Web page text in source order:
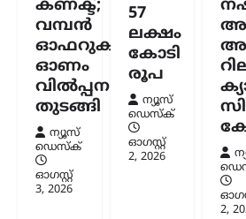
വിശദീകരണവുമായി
ധർമ്മേന്ദ്ര പ്രധാൻ.
ആഴ്ചകൾക്ക്
വിഷയത്തിൽ…
കണക്ട്;
വമ്പൻ
ഓഫറുകളുമായി
ഓണം
വിൽപ്പന
തുടങ്ങി
ന്യൂസ്
ഡെസ്ക്
ഓഗസ്റ്റ്‌
3, 2026
57
ലക്ഷം
കോടി
രൂപ
ന്യൂസ്
ഡെസ്ക്
ഓഗസ്റ്റ്‌
2, 2026
2,